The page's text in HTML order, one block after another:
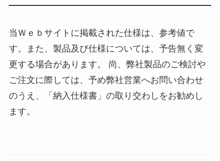
当Ｗｅｂサイトに掲載された仕様は、参考値で
す。また、製品及び仕様については、予告無く変
更する場合があります。 尚、弊社製品のご検討や
ご注文に際しては、予め弊社営業へお問い合わせ
のうえ、「納入仕様書」の取り交わしをお勧めし
ます。